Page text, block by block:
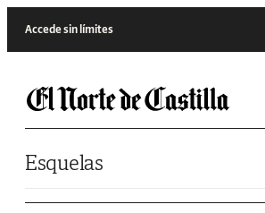
Accede sin límites
Esquelas